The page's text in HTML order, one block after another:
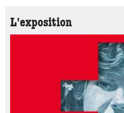
L'exposition